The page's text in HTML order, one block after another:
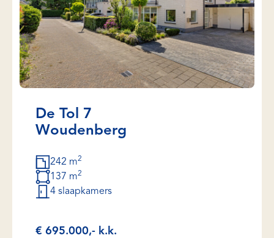
De Tol 7
Woudenberg
242 m2
137 m2
4 slaapkamers
€ 695.000,- k.k.